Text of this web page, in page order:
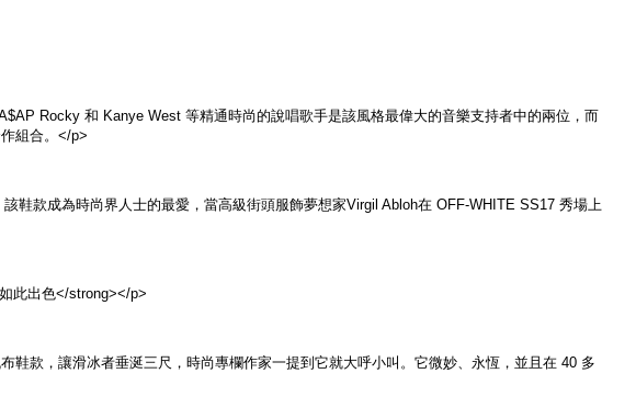
Rocky 和 ​​Kanye West 等精通時尚的說唱歌手是該風格最偉大的音樂支持者中的兩位，而
組合。</p>
鞋款成為時尚界人士的最愛，當高級街頭服飾夢想家Virgil Abloh在 OFF-WHITE SS17 秀場上
此出色</strong></p>
鞋款，讓滑冰者垂涎三尺，時尚專欄作家一提到它就大呼小叫。它微妙、永恆，並且在 40 多